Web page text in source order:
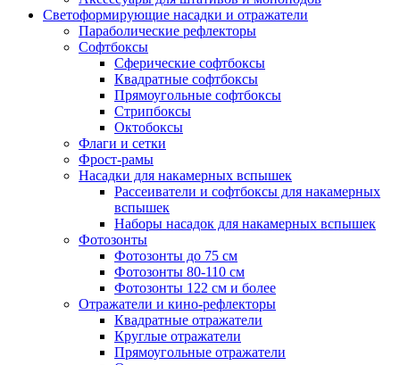
Светоформирующие насадки и отражатели
Параболические рефлекторы
Софтбоксы
Сферические софтбоксы
Квадратные софтбоксы
Прямоугольные софтбоксы
Стрипбоксы
Октобоксы
Флаги и сетки
Фрост-рамы
Насадки для накамерных вспышек
Рассеиватели и софтбоксы для накамерных
вспышек
Наборы насадок для накамерных вспышек
Фотозонты
Фотозонты до 75 см
Фотозонты 80-110 см
Фотозонты 122 см и более
Отражатели и кино-рефлекторы
Квадратные отражатели
Круглые отражатели
Прямоугольные отражатели